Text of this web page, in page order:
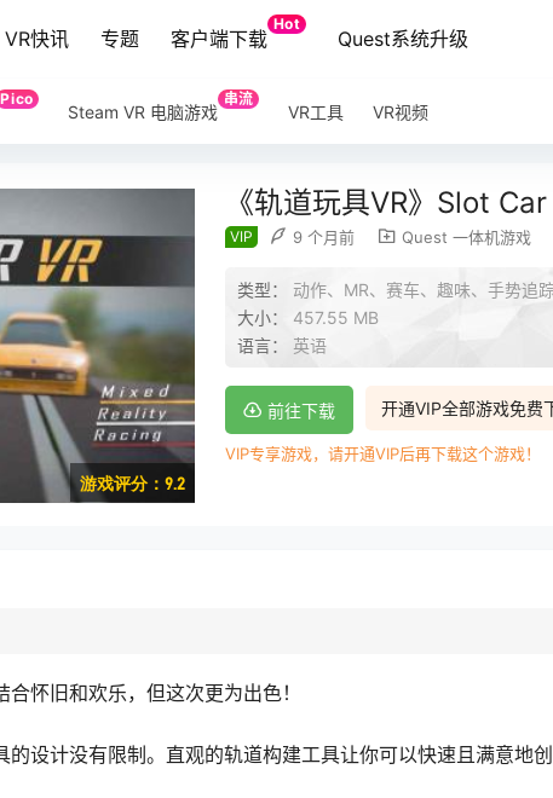
VR快讯 专题 客户端下载
Hot
Quest系统升级
Pico
Steam VR 电脑游戏
串流
VR工具 VR视频
游戏评分：9.2
《轨道玩具VR》Slot
VIP 9 个月前 Quest 一体机游戏
类型： 动作、MR、赛车、趣味、手势追
大小： 457.55 MB
语言： 英语
开通VIP全部游戏免费
前往下载
VIP专享游戏，请开通VIP后再下载这个游戏！
怀旧和欢乐，但这次更为出色！
设计没有限制。直观的轨道构建工具让你可以快速且满意地创